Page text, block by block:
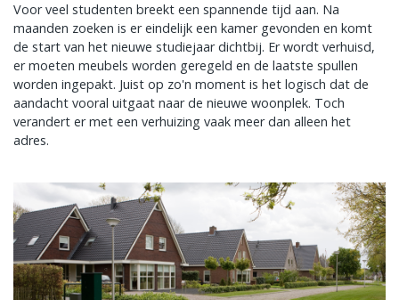
Voor veel studenten breekt een spannende tijd aan. Na
maanden zoeken is er eindelijk een kamer gevonden en komt
de start van het nieuwe studiejaar dichtbij. Er wordt verhuisd,
er moeten meubels worden geregeld en de laatste spullen
worden ingepakt. Juist op zo'n moment is het logisch dat de
aandacht vooral uitgaat naar de nieuwe woonplek. Toch
verandert er met een verhuizing vaak meer dan alleen het
adres.